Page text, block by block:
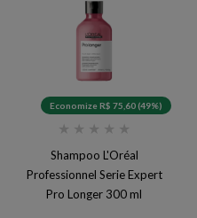
Economize R$ 75,60 (49%)
★ ★ ★ ★ ★
Shampoo L'Oréal
Professionnel Serie Expert
Pro Longer 300 ml